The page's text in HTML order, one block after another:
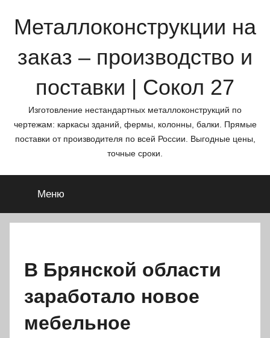
Металлоконструкции на
заказ – производство и
поставки | Сокол 27
Изготовление нестандартных металлоконструкций по
чертежам: каркасы зданий, фермы, колонны, балки. Прямые
поставки от производителя по всей России. Выгодные цены,
точные сроки.
Меню
В Брянской области
заработало новое
мебельное